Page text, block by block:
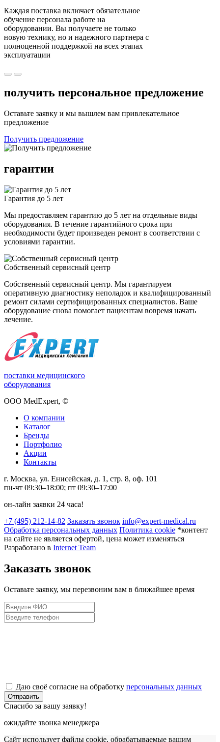
Каждая поставка включает обязательное
обучение персонала работе на
оборудовании. Вы получаете не только
новую технику, но и надежного партнера с
полноценной поддержкой на всех этапах
эксплуатации
получить персональное предложение
Оставьте заявку и мы вышлем вам привлекательное
предложение
Получить предложение
гарантии
Гарантия до 5 лет
Мы предоставляем гарантию до 5 лет на отдельные виды
оборудования. В течение гарантийного срока при
необходимости будет произведен ремонт в соответствии с
условиями гарантии.
Собственный сервисный центр
Собственный сервисный центр. Мы гарантируем
оперативную диагностику неполадок и квалифицированный
ремонт силами сертифицированных специалистов. Ваше
оборудование снова помогает пациентам вовремя начать
лечение.
поставки медицинского
оборудования
ООО MedExpert, ©
О компании
Каталог
Бренды
Портфолио
Акции
Контакты
г. Москва, ул. Енисейская, д. 1, стр. 8, оф. 101
пн-чт 09:30–18:00; пт 09:30–17:00
он-лайн заявки 24 часа!
+7 (495) 212-14-82 Заказать звонок info@expert-medical.ru
Обработка персональных данных Политика cookie *контент
на сайте не является офертой, цена может изменяться
Разработано в Internet Team
Заказать звонок
Оставьте заявку, мы перезвоним вам в ближайшее время
Даю своё согласие на обработку персональных данных
Отправить
Спасибо за вашу заявку!
ожидайте звонка менеджера
Сайт использует файлы cookie, обрабатываемые вашим